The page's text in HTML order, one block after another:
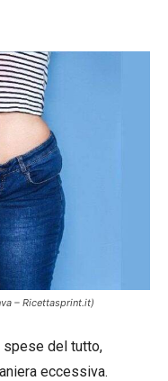
– Ricettasprint.it)
del tutto,
eccessiva.